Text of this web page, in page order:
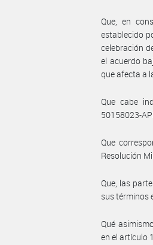
Que, en
establecido
celebración
el acuerdo
que afecta a
Que cabe
50158023-
Que
Resolución
Que, las
sus términos
Qué
en el artículo